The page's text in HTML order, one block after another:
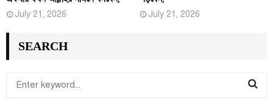
July 21, 2026 July 21, 2026
SEARCH